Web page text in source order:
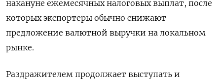
накануне ежемесячных налоговых выплат, после
которых экспортеры обычно снижают
предложение валютной выручки на локальном
рынке.
Раздражителем продолжает выступать и